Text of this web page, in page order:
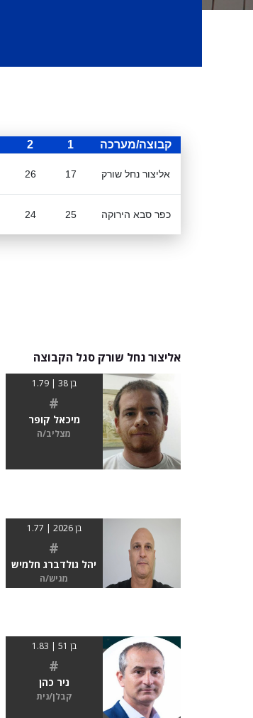
קבוצה/מערכה 1
2
אליצור נחל שורק 17
26
כפר סבא הירוקה 25
24
אליצור נחל שורק סגל הקבוצה
בן 38 | 1.79
#
מיכאל קופר
מצליב/ה
בן 2026 | 1.77
#
יהל גולדברג חלמיש
מגיש/ה
בן 51 | 1.83
#
ניר כהן
קבלן/נית